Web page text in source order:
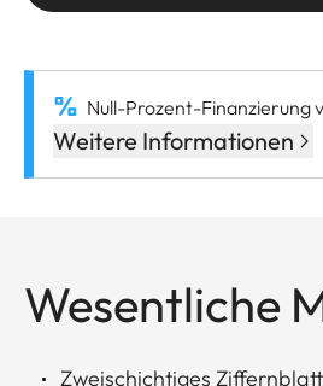
Null-Prozent-Finanzierung
Weitere Informationen
Wesentliche
Zweischichtiges